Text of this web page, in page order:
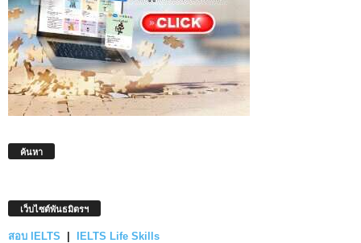
ค้นหา
เว็บไซต์พันธมิตรฯ
สอบ IELTS | IELTS Life Skills